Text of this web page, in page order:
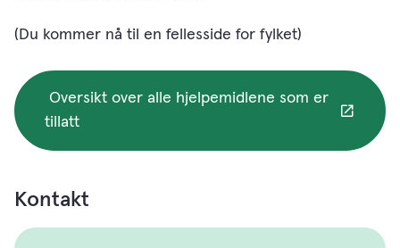
(Du kommer nå til en fellesside for fylket)
Oversikt over alle hjelpemidlene som er
tillatt
Kontakt